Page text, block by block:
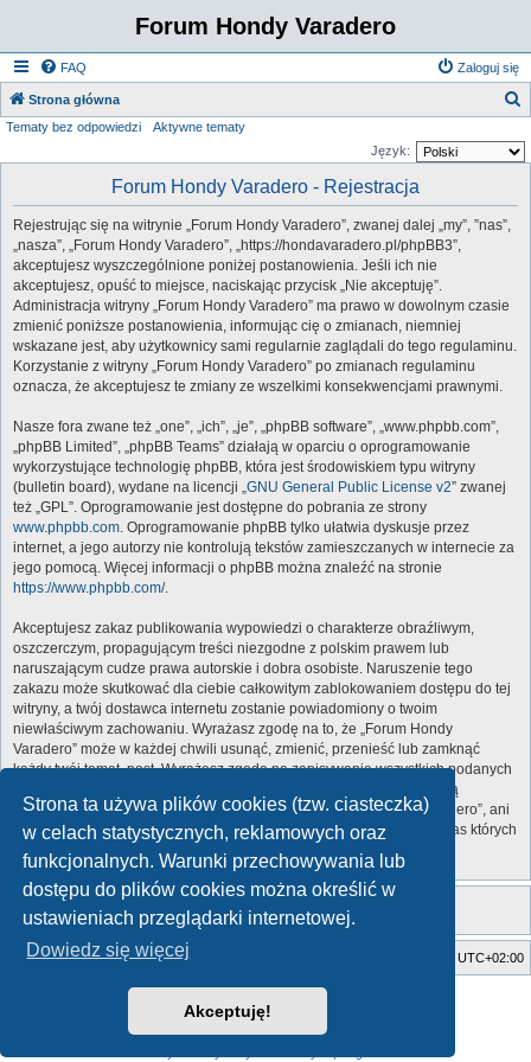
Strona ta używa plików cookies (tzw. ciasteczka)
w celach statystycznych, reklamowych oraz
funkcjonalnych. Warunki przechowywania lub
dostępu do plików cookies można określić w
ustawieniach przeglądarki internetowej.
Dowiedz się więcej
Akceptuję!
Forum Hondy Varadero
FAQ Zaloguj się
Strona główna
Tematy bez odpowiedzi
Aktywne tematy
Język:
Forum Hondy Varadero - Rejestracja
Rejestrując się na witrynie „Forum Hondy Varadero”, zwanej dalej „my”, ”nas”,
„nasza”, „Forum Hondy Varadero”, „https://hondavaradero.pl/phpBB3”,
akceptujesz wyszczególnione poniżej postanowienia. Jeśli ich nie
akceptujesz, opuść to miejsce, naciskając przycisk „Nie akceptuję”.
Administracja witryny „Forum Hondy Varadero” ma prawo w dowolnym czasie
zmienić poniższe postanowienia, informując cię o zmianach, niemniej
wskazane jest, aby użytkownicy sami regularnie zaglądali do tego regulaminu.
Korzystanie z witryny „Forum Hondy Varadero” po zmianach regulaminu
oznacza, że akceptujesz te zmiany ze wszelkimi konsekwencjami prawnymi.
Nasze fora zwane też „one”, „ich”, „je”, „phpBB software”, „www.phpbb.com”,
„phpBB Limited”, „phpBB Teams” działają w oparciu o oprogramowanie
wykorzystujące technologię phpBB, która jest środowiskiem typu witryny
(bulletin board), wydane na licencji „GNU General Public License v2” zwanej
też „GPL”. Oprogramowanie jest dostępne do pobrania ze strony
www.phpbb.com. Oprogramowanie phpBB tylko ułatwia dyskusje przez
internet, a jego autorzy nie kontrolują tekstów zamieszczanych w internecie za
jego pomocą. Więcej informacji o phpBB można znaleźć na stronie
https://www.phpbb.com/.
Akceptujesz zakaz publikowania wypowiedzi o charakterze obraźliwym,
oszczerczym, propagującym treści niezgodne z polskim prawem lub
naruszającym cudze prawa autorskie i dobra osobiste. Naruszenie tego
zakazu może skutkować dla ciebie całkowitym zablokowaniem dostępu do tej
witryny, a twój dostawca internetu zostanie powiadomiony o twoim
niewłaściwym zachowaniu. Wyrażasz zgodę na to, że „Forum Hondy
Varadero” może w każdej chwili usunąć, zmienić, przenieść lub zamknąć
każdy twój temat, post. Wyrażasz zgodę na zapisywanie wszystkich podanych
przez ciebie informacji w naszej bazie danych. Informacje te nie będą
przekazywane nikomu bez twojej zgody, ale ani „Forum Hondy Varadero”, ani
phpBB nie ponosi odpowiedzialności za włamania do witryny, podczas których
może dojść do kradzieży danych.
Strona główna UTC+02:00
Zuma Portal
Technologię dostarczaphpBB® Forum Software © phpBB Limited
Polski pakiet językowy dostarcza